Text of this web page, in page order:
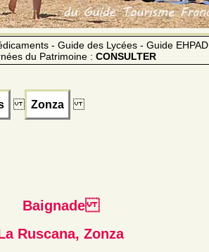
- Guide des Lycées - Guide EHPAD
du Patrimoine : CONSULTER
Zonza
Baignade
Ruscana, Zonza